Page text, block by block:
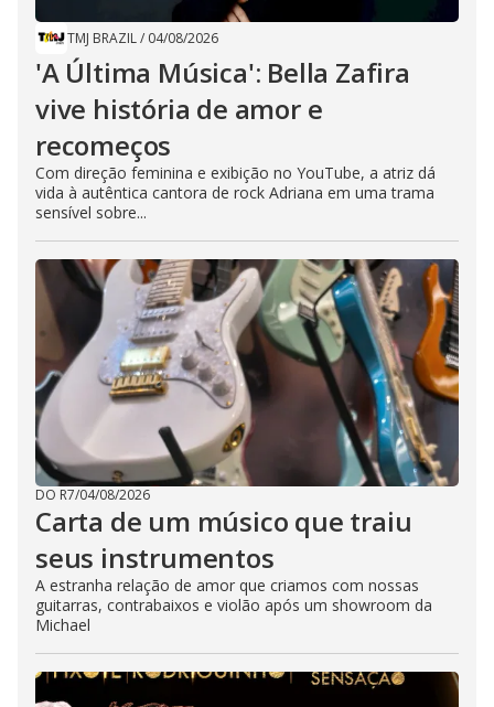
TMJ BRAZIL/ 04/08/2026
'A Última Música': Bella Zafira
vive história de amor e
recomeços
Com direção feminina e exibição no YouTube, a atriz dá
vida à autêntica cantora de rock Adriana em uma trama
sensível sobre...
DO R7/04/08/2026
Carta de um músico que traiu
seus instrumentos
A estranha relação de amor que criamos com nossas
guitarras, contrabaixos e violão após um showroom da
Michael